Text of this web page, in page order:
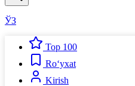
ЎЗ
Top 100
Ro‘yxat
Kirish